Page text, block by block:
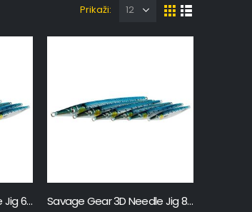
Prikaži:
Savage Gear 3D Needle Jig 60 gr Savage Gear 3D Needle Jig 80 gr